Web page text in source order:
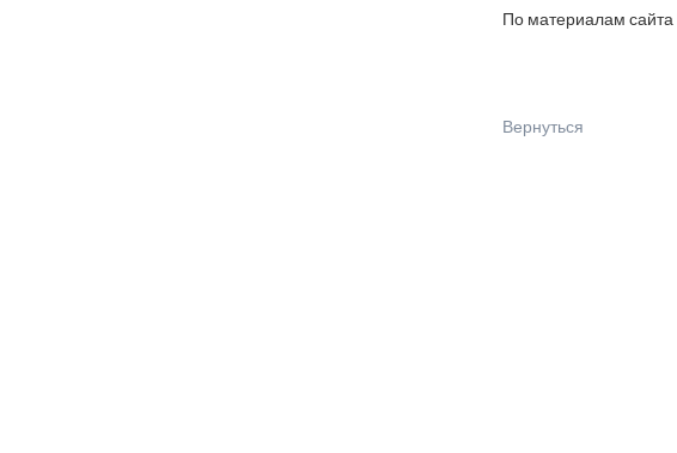
По материалам сайта
Вернуться